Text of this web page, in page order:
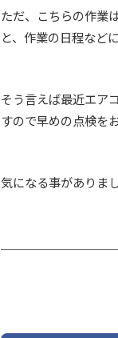
ただ、こちらの作業
と、作業の日程など
そう言えば最近エア
すので早めの点検を
気になる事がありま